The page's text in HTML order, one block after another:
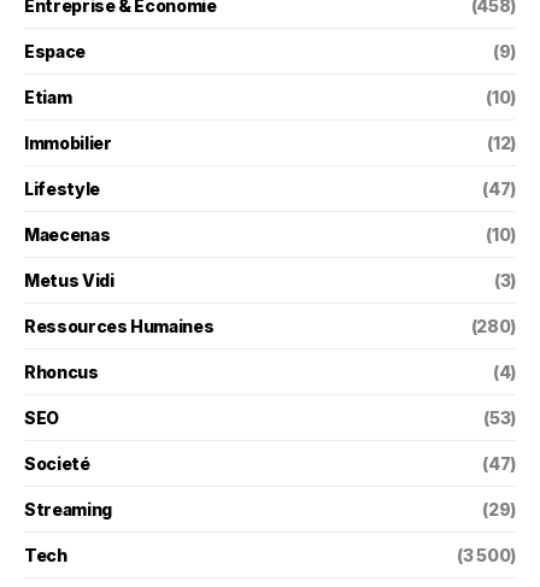
Entreprise & Économie (458)
Espace (9)
Etiam (10)
Immobilier (12)
Lifestyle (47)
Maecenas (10)
Metus Vidi (3)
Ressources Humaines (280)
Rhoncus (4)
SEO (53)
Societé (47)
Streaming (29)
Tech (3 500)